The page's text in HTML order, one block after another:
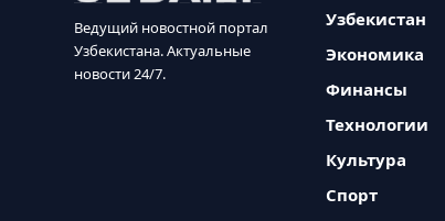
Ведущий новостной портал
Узбекистана. Актуальные
новости 24/7.
Узбекистан
Экономика
Финансы
Технологии
Культура
Спорт